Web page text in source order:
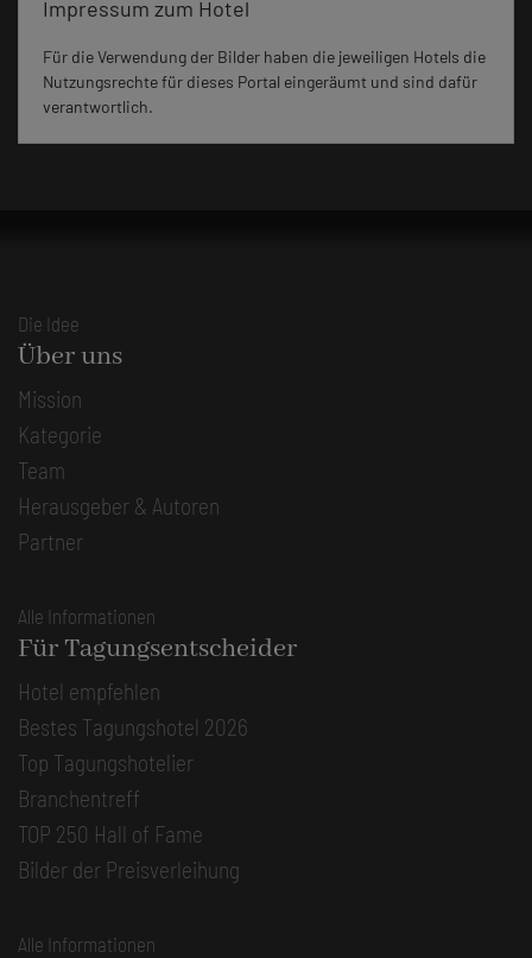
Impressum zum Hotel
Für die Verwendung der Bilder haben die jeweiligen Hotels die
Nutzungsrechte für dieses Portal eingeräumt und sind dafür
verantwortlich.
Die Idee
Über uns
Mission
Kategorie
Team
Herausgeber & Autoren
Partner
Alle Informationen
Für Tagungsentscheider
Hotel empfehlen
Bestes Tagungshotel 2026
Top Tagungshotelier
Branchentreff
TOP 250 Hall of Fame
Bilder der Preisverleihung
Alle Informationen